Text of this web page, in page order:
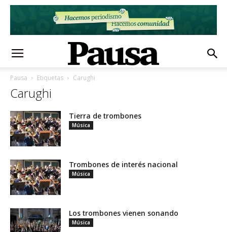
Pausa Etiquetas Carughi
Carughi
Tierra de trombones
Música
Trombones de interés nacional
Música
Los trombones vienen sonando
Música